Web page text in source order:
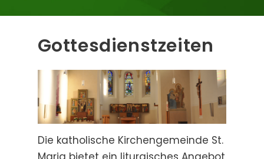
Gottes­dienst­zeiten
Die katholische Kirchen­gemeinde St.